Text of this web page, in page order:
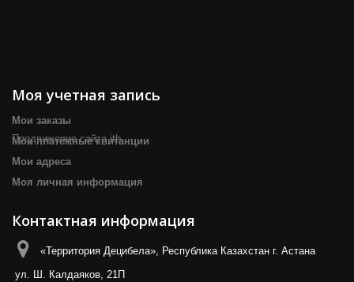
Продвижение сайта itb
Моя учетная запись
Мои заказы
Мои платёжные квитанции
Мои адреса
Моя личная информация
Контактная информация
«Территория Децибела», Республика Казахстан г. Астана
ул. Ш. Калдаяков, 21П